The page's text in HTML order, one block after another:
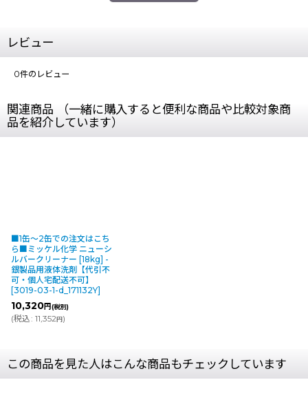
レビュー
0件のレビュー
関連商品 （一緒に購入すると便利な商品や比較対象商
品を紹介しています）
■1缶〜2缶での注文はこち
ら■ミッケル化学 ニューシ
ルバークリーナー [18kg] -
銀製品用液体洗剤【代引不
可・個人宅配送不可】
[3019-03-1-d_171132Y]
10,320円(税別)
(税込: 11,352円)
この商品を見た人はこんな商品もチェックしています